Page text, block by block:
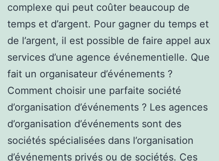
complexe qui peut coûter beaucoup de
temps et d’argent. Pour gagner du temps et
de l’argent, il est possible de faire appel aux
services d’une agence événementielle. Que
fait un organisateur d’événements ?
Comment choisir une parfaite société
d’organisation d’événements ? Les agences
d’organisation d’événements sont des
sociétés spécialisées dans l’organisation
d’événements privés ou de sociétés. Ces